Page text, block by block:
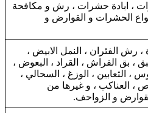
، ابادة حشرات ، رش و مكافحة
الحشرات و القوارض و
، رش الفئران ، النمل الابيض ،
، بق الفراش ، القراد ، البعوض ،
، الثعابين ، الوزغ ، السحالي ،
، العناكب ، و غيرها من
و الزواحف.